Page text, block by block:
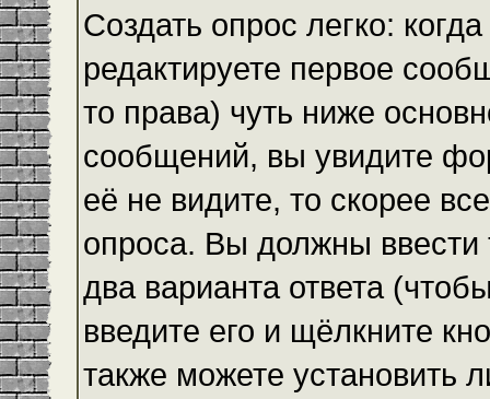
Создать опрос легко:
редактируете первое
то права) чуть ниже
сообщений, вы увидите
её не видите, то скорее
опроса. Вы должны
два варианта ответа
введите его и щёлкните
также можете установить